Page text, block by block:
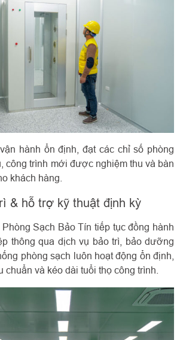
hành ổn định, đạt các chỉ số phòng
công trình mới được nghiệm thu và bàn
khách hàng.
& hỗ trợ kỹ thuật định kỳ
Sạch Bảo Tín tiếp tục đồng hành
thông qua dịch vụ bảo trì, bảo dưỡng
phòng sạch luôn hoạt động ổn định,
chuẩn và kéo dài tuổi thọ công trình.